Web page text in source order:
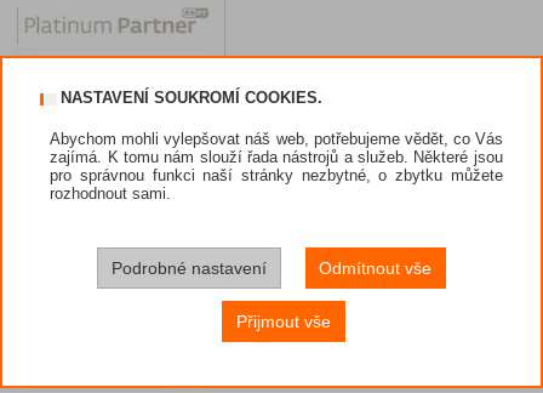
NASTAVENÍ SOUKROMÍ COOKIES.
Abychom mohli vylepšovat náš web, potřebujeme vědět, co Vás
zajímá. K tomu nám slouží řada nástrojů a služeb. Některé jsou
pro správnou funkci naší stránky nezbytné, o zbytku můžete
rozhodnout sami.
Podrobné nastavení Odmítnout vše
Přijmout vše